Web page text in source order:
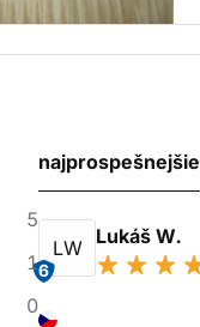
5
1
0
najprospešnejšie
LW
6
Lukáš W.